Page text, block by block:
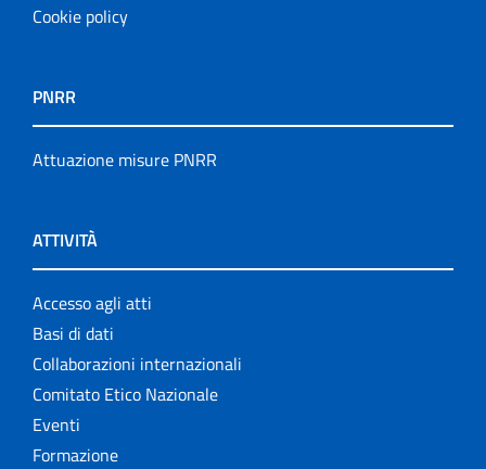
Cookie policy
PNRR
Attuazione misure PNRR
ATTIVITÀ
Accesso agli atti
Basi di dati
Collaborazioni internazionali
Comitato Etico Nazionale
Eventi
Formazione